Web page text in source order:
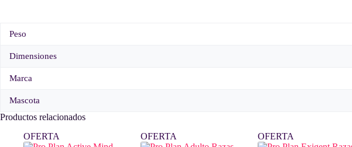
Peso
Dimensiones
Marca
Mascota
Productos relacionados
OFERTA
OFERTA OFERTA